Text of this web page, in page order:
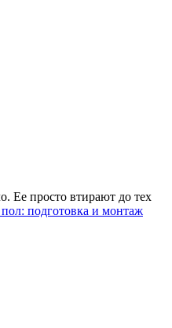
Ее просто втирают до тех
подготовка и монтаж